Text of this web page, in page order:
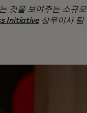
것을 보여주는 소규모
Initiative상무이사 팀